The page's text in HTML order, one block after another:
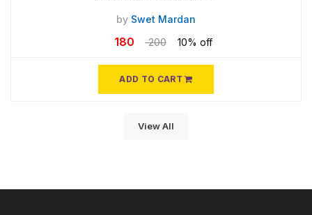
by Swet Mardan
180 200 10% off
ADD TO CART
View All